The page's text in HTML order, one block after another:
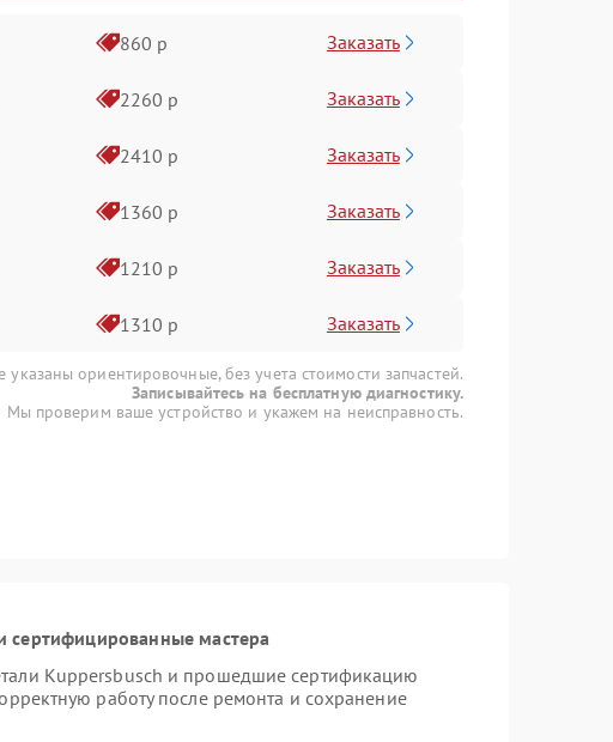
860 р Заказать
2260 р Заказать
2410 р Заказать
1360 р Заказать
1210 р Заказать
1310 р Заказать
указаны ориентировочные, без учета стоимости запчастей.
Записывайтесь на бесплатную диагностику.
Мы проверим ваше устройство и укажем на неисправность.
сертифицированные мастера
Kuppersbusch и прошедшие сертификацию
работу после ремонта и сохранение